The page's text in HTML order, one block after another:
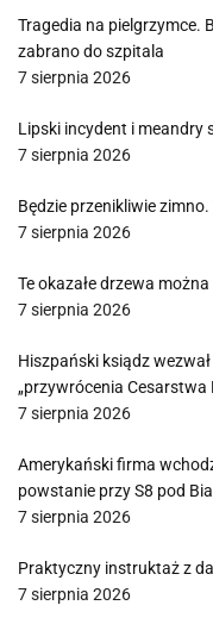
Tragedia na pielgrzymce.
zabrano do szpitala
7 sierpnia 2026
Lipski incydent i meandry
7 sierpnia 2026
Będzie przenikliwie
7 sierpnia 2026
Te okazałe drzewa
7 sierpnia 2026
Hiszpański ksiądz
„przywrócenia Cesarstwa
7 sierpnia 2026
Amerykański firma
powstanie przy S8 pod
7 sierpnia 2026
Praktyczny instruktaż z
7 sierpnia 2026